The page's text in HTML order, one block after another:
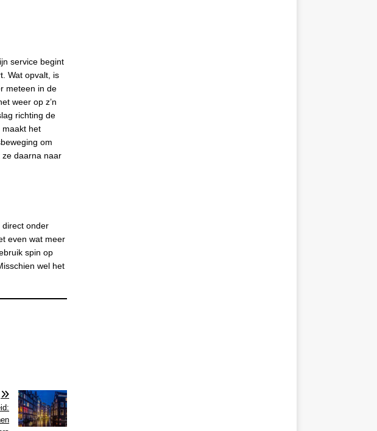
service begint
Wat opvalt, is
meteen in de
weer op z’n
richting de
maakt het
om
ze daarna naar
direct onder
even wat meer
spin op
wel het